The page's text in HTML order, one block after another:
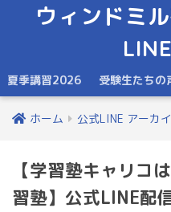
ウィンドミ
夏季講習2026 受験生たちの
ホーム 公式LINE アーカ
【学習塾キャリコ
習塾】公式LINE配